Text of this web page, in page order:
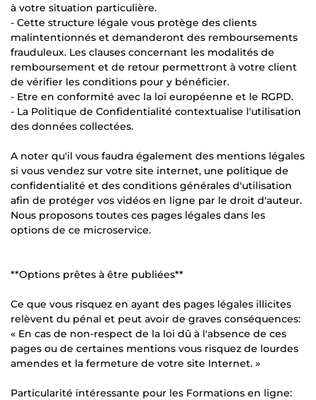
à votre situation particulière.
- Cette structure légale vous protège des clients
malintentionnés et demanderont des remboursements
frauduleux. Les clauses concernant les modalités de
remboursement et de retour permettront à votre client
de vérifier les conditions pour y bénéficier.
- Etre en conformité avec la loi européenne et le RGPD.
- La Politique de Confidentialité contextualise l'utilisation
des données collectées.
A noter qu'il vous faudra également des mentions légales
si vous vendez sur votre site internet, une politique de
confidentialité et des conditions générales d'utilisation
afin de protéger vos vidéos en ligne par le droit d'auteur.
Nous proposons toutes ces pages légales dans les
options de ce microservice.
**Options prêtes à être publiées**
Ce que vous risquez en ayant des pages légales illicites
relèvent du pénal et peut avoir de graves conséquences:
« En cas de non-respect de la loi dû à l'absence de ces
pages ou de certaines mentions vous risquez de lourdes
amendes et la fermeture de votre site Internet. »
Particularité intéressante pour les Formations en ligne: